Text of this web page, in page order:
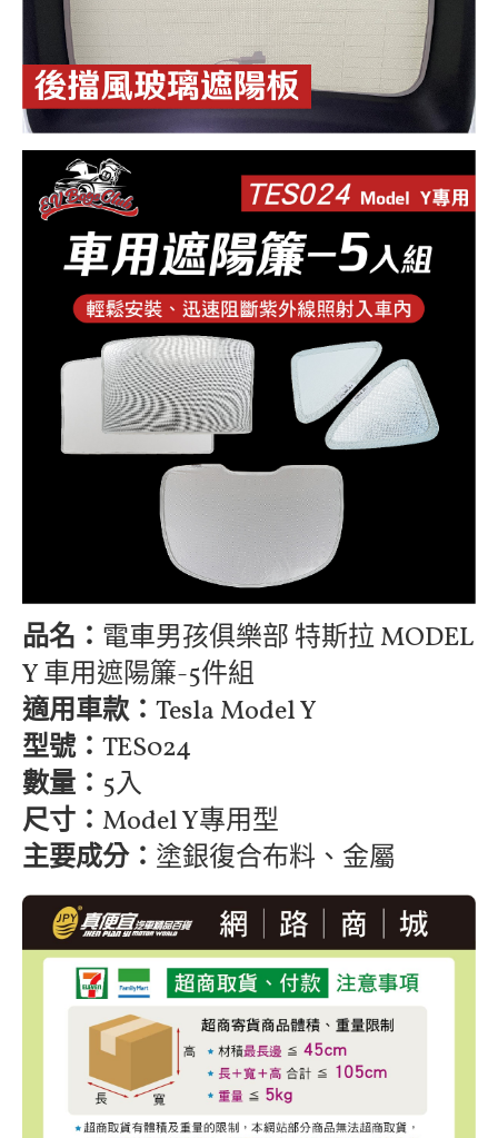
品名： 電車男孩俱樂部 特斯拉 MODEL
Y 車用遮陽簾-5件組
適用車款： Tesla Model Y
型號： TES024
數量： 5入
尺寸： Model Y專用型
主要成分： 塗銀復合布料、金屬